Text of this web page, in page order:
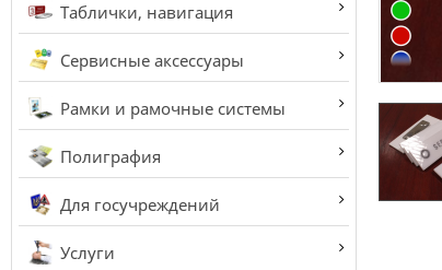
Таблички, навигация
Сервисные аксессуары
Рамки и рамочные системы
Полиграфия
Для госучреждений
Услуги